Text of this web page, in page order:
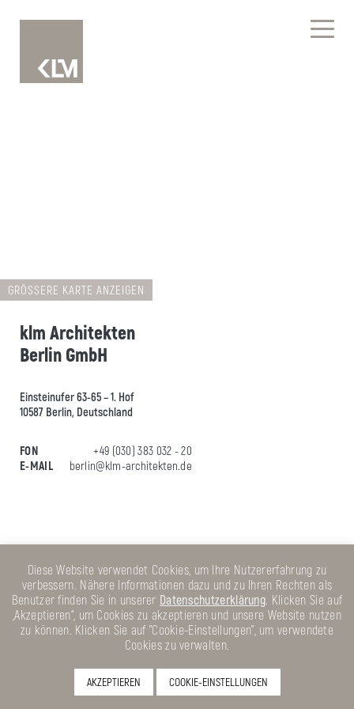
GRÖSSERE KARTE ANZEIGEN
klm Architekten
Berlin GmbH
Einsteinufer 63-65 – 1. Hof
10587 Berlin, Deutschland
FON
+49 (030) 383 032 - 20
E-MAIL
berlin@klm-architekten.de
Diese Website verwendet Cookies, um Ihre Nutzererfahrung zu
verbessern. Nähere Informationen dazu und zu Ihren Rechten als
Benutzer finden Sie in unserer Datenschutzerklärung . Klicken Sie auf
„Akzeptieren“, um Cookies zu akzeptieren und unsere Website nutzen
zu können. Klicken Sie auf "Cookie-Einstellungen", um verwendete
Cookies zu verwalten.
AKZEPTIEREN COOKIE-EINSTELLUNGEN